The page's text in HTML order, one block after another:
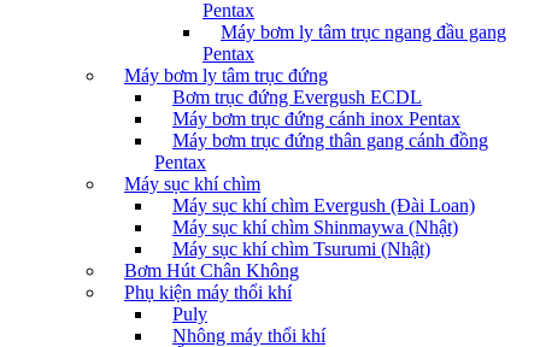
Pentax
Máy bơm ly tâm trục ngang đầu gang
Pentax
Máy bơm ly tâm trục đứng
Bơm trục đứng Evergush ECDL
Máy bơm trục đứng cánh inox Pentax
Máy bơm trục đứng thân gang cánh đồng
Pentax
Máy sục khí chìm
Máy sục khí chìm Evergush (Đài Loan)
Máy sục khí chìm Shinmaywa (Nhật)
Máy sục khí chìm Tsurumi (Nhật)
Bơm Hút Chân Không
Phụ kiện máy thổi khí
Puly
Nhông máy thổi khí